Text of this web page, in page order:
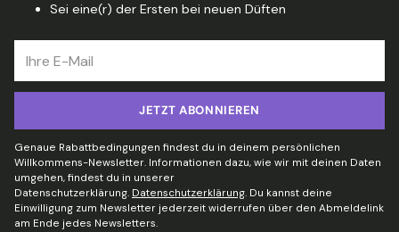
Sei eine(r) der Ersten bei neuen Düften
E-
Mail
JETZT ABONNIEREN
Genaue Rabattbedingungen findest du in deinem persönlichen
Willkommens-Newsletter. Informationen dazu, wie wir mit deinen Daten
umgehen, findest du in unserer
Datenschutzerklärung. Datenschutzerklärung. Du kannst deine
Einwilligung zum Newsletter jederzeit widerrufen über den Abmeldelink
am Ende jedes Newsletters.